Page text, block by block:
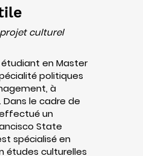
culturel
en Master
politiques
à
Dans le cadre de
un
State
spécialisé en
études culturelles